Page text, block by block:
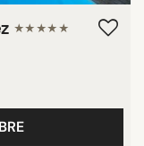
★★★★★